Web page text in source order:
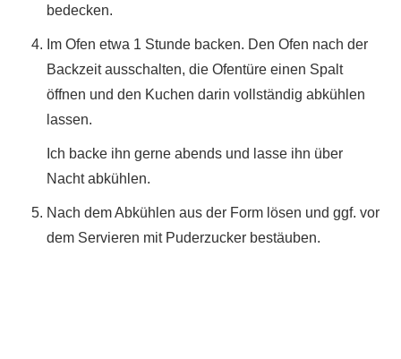
bedecken.
Im Ofen etwa 1 Stunde backen. Den Ofen nach der
Backzeit ausschalten, die Ofentüre einen Spalt
öffnen und den Kuchen darin vollständig abkühlen
lassen.
Ich backe ihn gerne abends und lasse ihn über
Nacht abkühlen.
Nach dem Abkühlen aus der Form lösen und ggf. vor
dem Servieren mit Puderzucker bestäuben.